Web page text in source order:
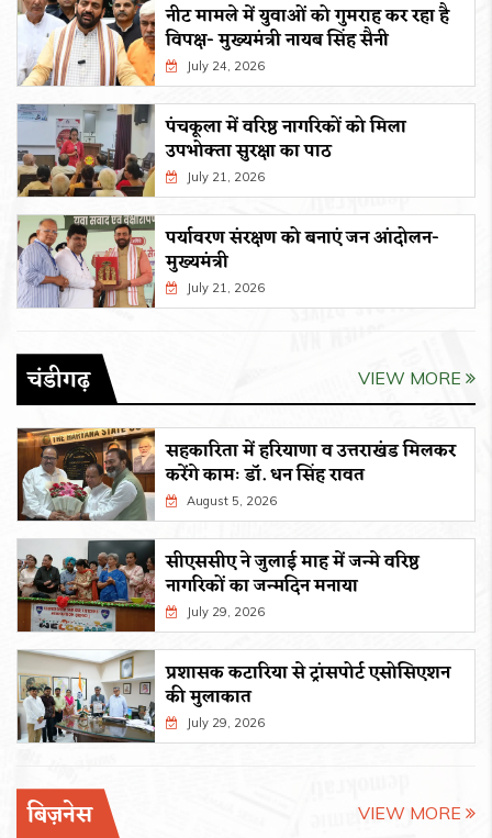
नीट मामले में युवाओं को गुमराह कर रहा है
विपक्ष- मुख्यमंत्री नायब सिंह सैनी
July 24, 2026
पंचकूला में वरिष्ठ नागरिकों को मिला
उपभोक्ता सुरक्षा का पाठ
July 21, 2026
पर्यावरण संरक्षण को बनाएं जन आंदोलन-
मुख्यमंत्री
July 21, 2026
चंडीगढ़ VIEW MORE
सहकारिता में हरियाणा व उत्तराखंड मिलकर
करेंगे कामः डाॅ. धन सिंह रावत
August 5, 2026
सीएससीए ने जुलाई माह में जन्मे वरिष्ठ
नागरिकों का जन्मदिन मनाया
July 29, 2026
प्रशासक कटारिया से ट्रांसपोर्ट एसोसिएशन
की मुलाकात
July 29, 2026
बिज़नेस VIEW MORE